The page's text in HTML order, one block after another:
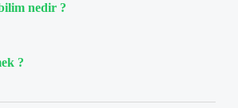
nedir ?
?